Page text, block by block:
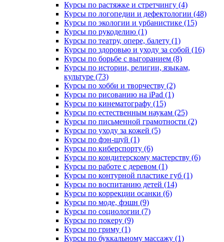
Курсы по растяжке и стретчингу (4)
Курсы по логопедии и дефектологии (48)
Курсы по экологии и урбанистике (15)
Курсы по рукоделию (1)
Курсы по театру, опере, балету (1)
Курсы по здоровью и уходу за собой (16)
Курсы по борьбе с выгоранием (8)
Курсы по истории, религии, языкам,
культуре (73)
Курсы по хобби и творчеству (2)
Курсы по рисованию на iPad (1)
Курсы по кинематографу (15)
Курсы по естественным наукам (25)
Курсы по письменной грамотности (2)
Курсы по уходу за кожей (5)
Курсы по фэн-шуй (1)
Курсы по киберспорту (6)
Курсы по кондитерскому мастерству (6)
Курсы по работе с деревом (1)
Курсы по контурной пластике губ (1)
Курсы по воспитанию детей (14)
Курсы по коррекции осанки (6)
Курсы по моде, фэшн (9)
Курсы по социологии (7)
Курсы по покеру (9)
Курсы по гриму (1)
Курсы по буккальному массажу (1)